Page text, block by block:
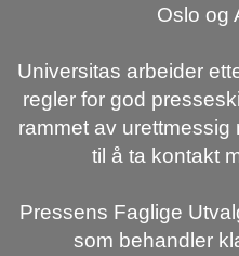
Oslo og
Universitas arbeider
regler for god
rammet av
til å ta kontakt
Pressens Faglige
som behandler